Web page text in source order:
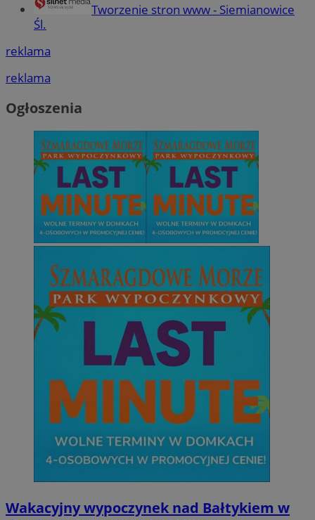
Tworzenie stron www - Siemianowice
Śl.
reklama
reklama
Ogłoszenia
Wakacyjny wypoczynek nad Bałtykiem w